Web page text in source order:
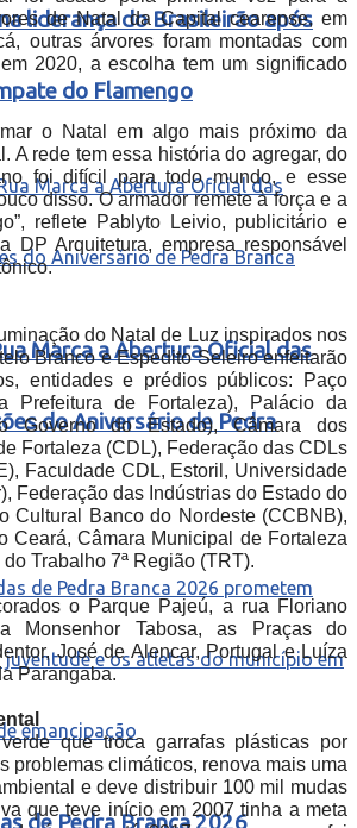
liderança do Brasileirão após
do Flamengo
Marca a Abertura Oficial das
do Aniversário de Pedra
de Pedra Branca 2026
de Natal da Capital cearense, em
outras árvores foram montadas com
2020, a escolha tem um significado
o Natal em algo mais próximo da
A rede tem essa história do agregar, do
foi difícil para todo mundo, e esse
disso. O armador remete à força e a
reflete Pablyto Leivio, publicitário e
DP Arquitetura, empresa responsável
do Natal de Luz inspirados nos
Branco e Espedito Seleiro enfeitarão
entidades e prédios públicos: Paço
Prefeitura de Fortaleza), Palácio da
Governo do Estado), Câmara dos
Fortaleza (CDL), Federação das CDLs
Faculdade CDL, Estoril, Universidade
Federação das Indústrias do Estado do
Cultural Banco do Nordeste (CCBNB),
Ceará, Câmara Municipal de Fortaleza
Trabalho 7ª Região (TRT).
o Parque Pajeú, a rua Floriano
Monsenhor Tabosa, as Praças do
José de Alencar, Portugal e Luíza
Parangaba.
que troca garrafas plásticas por
problemas climáticos, renova mais uma
e deve distribuir 100 mil mudas
que teve início em 2007 tinha a meta